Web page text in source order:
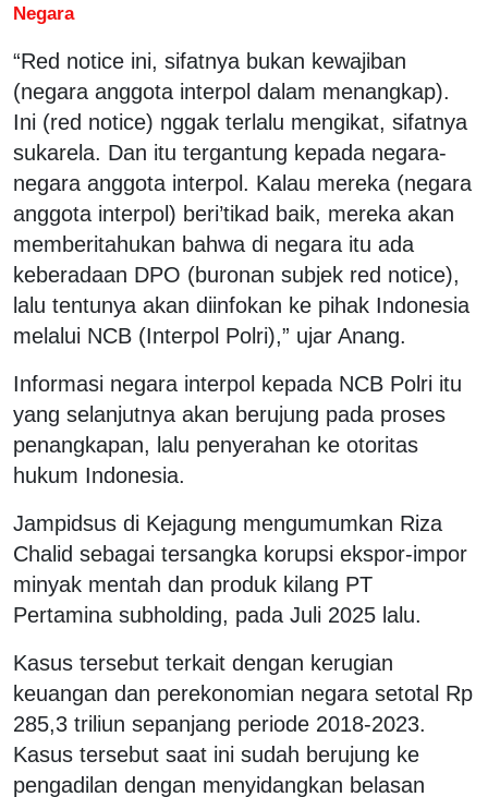
Negara
“Red notice ini, sifatnya bukan kewajiban
(negara anggota interpol dalam menangkap).
Ini (red notice) nggak terlalu mengikat, sifatnya
sukarela. Dan itu tergantung kepada negara-
negara anggota interpol. Kalau mereka (negara
anggota interpol) beri’tikad baik, mereka akan
memberitahukan bahwa di negara itu ada
keberadaan DPO (buronan subjek red notice),
lalu tentunya akan diinfokan ke pihak Indonesia
melalui NCB (Interpol Polri),” ujar Anang.
Informasi negara interpol kepada NCB Polri itu
yang selanjutnya akan berujung pada proses
penangkapan, lalu penyerahan ke otoritas
hukum Indonesia.
Jampidsus di Kejagung mengumumkan Riza
Chalid sebagai tersangka korupsi ekspor-impor
minyak mentah dan produk kilang PT
Pertamina subholding, pada Juli 2025 lalu.
Kasus tersebut terkait dengan kerugian
keuangan dan perekonomian negara setotal Rp
285,3 triliun sepanjang periode 2018-2023.
Kasus tersebut saat ini sudah berujung ke
pengadilan dengan menyidangkan belasan